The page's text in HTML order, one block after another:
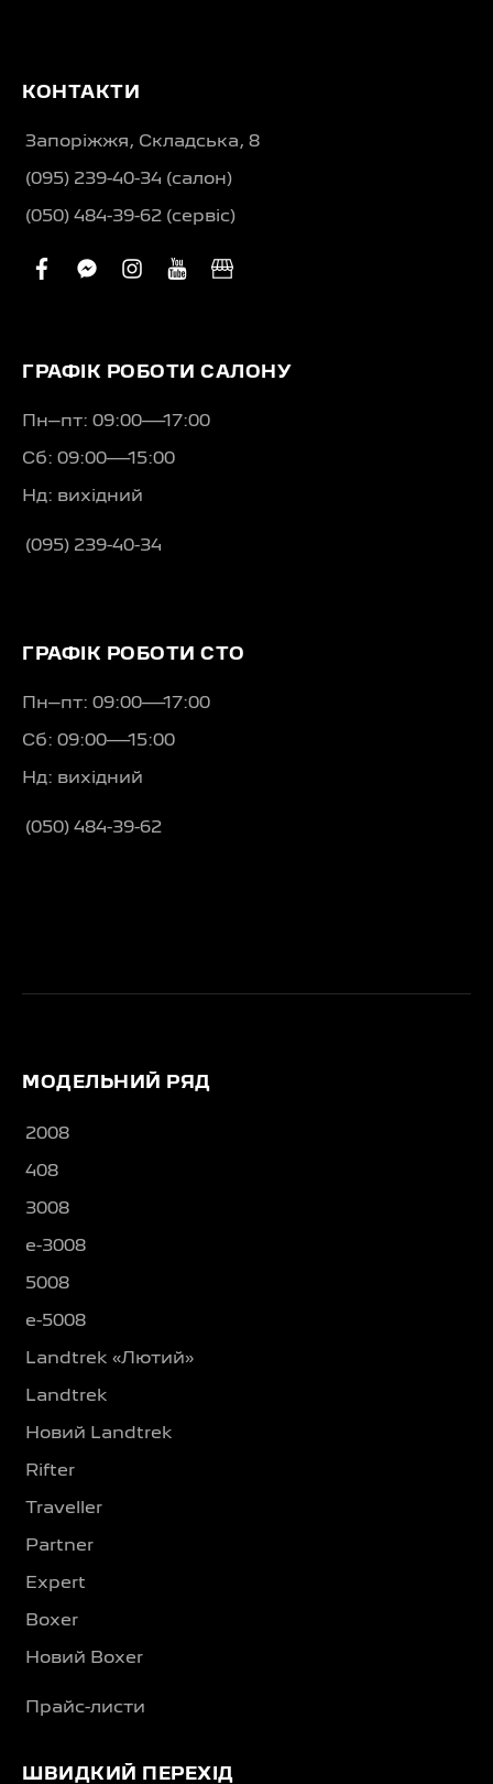
КОНТАКТИ
Запоріжжя, Складська, 8
(095) 239-40-34 (салон)
(050) 484-39-62 (сервіс)
facebook
facebook-
instagram
youtube
business
ГРАФІК РОБОТИ САЛОНУ
Пн–пт: 09:00—17:00
Сб: 09:00—15:00
Нд: вихідний
(095) 239-40-34
ГРАФІК РОБОТИ СТО
Пн–пт: 09:00—17:00
Сб: 09:00—15:00
Нд: вихідний
(050) 484-39-62
МОДЕЛЬНИЙ РЯД
2008
408
3008
e-3008
5008
e-5008
Landtrek «Лютий»
Landtrek
Новий Landtrek
Rifter
Traveller
Partner
Expert
Boxer
Новий Boxer
Прайс-листи
ШВИДКИЙ ПЕРЕХІД